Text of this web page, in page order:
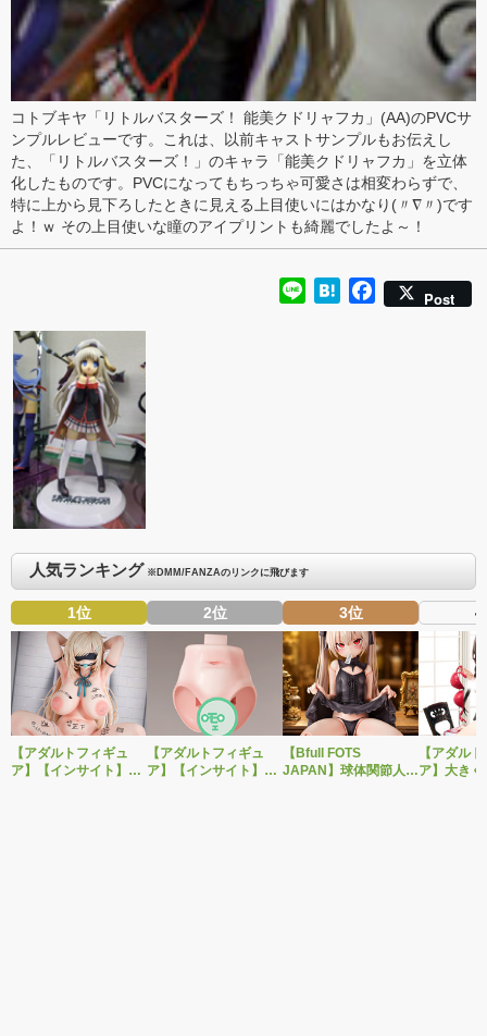
コトブキヤ「 リトルバスターズ！ 能美クドリャフカ 」(AA)のPVCサ
ンプルレビューです。これは、以前キャストサンプルもお伝えし
た、「リトルバスターズ！」のキャラ「能美クドリャフカ」を立体
化したものです。PVCになってもちっちゃ可愛さは相変わらずで、
特に 上から見下ろしたときに見える上目使いにはかなり(〃∇〃)です
よ！ｗ その上目使いな瞳のアイプリント も綺麗でしたよ～！
Line HatenaFacebook
Post
人気ランキング ※DMM/FANZAのリンクに飛びます
1位
【アダルトフィギュ
ア】【インサイト】肉
2位
【アダルトフィギュ
ア】【インサイト】ベ
3位
【Bfull FOTS
JAPAN】球体関節人形
4
【アダル
ア】大き